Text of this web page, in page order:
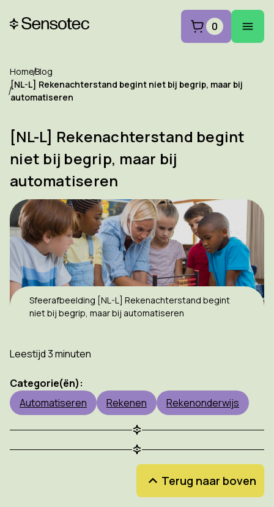
0
HomeBlog
[NL-L] Rekenachterstand begint niet bij begrip, maar bij
automatiseren
[NL-L] Rekenachterstand begint
niet bij begrip, maar bij
automatiseren
Sfeerafbeelding [NL-L] Rekenachterstand begint
niet bij begrip, maar bij automatiseren
Leestijd 3 minuten
Categorie(ën):
Automatiseren
Rekenen Rekenonderwijs
Terug naar boven